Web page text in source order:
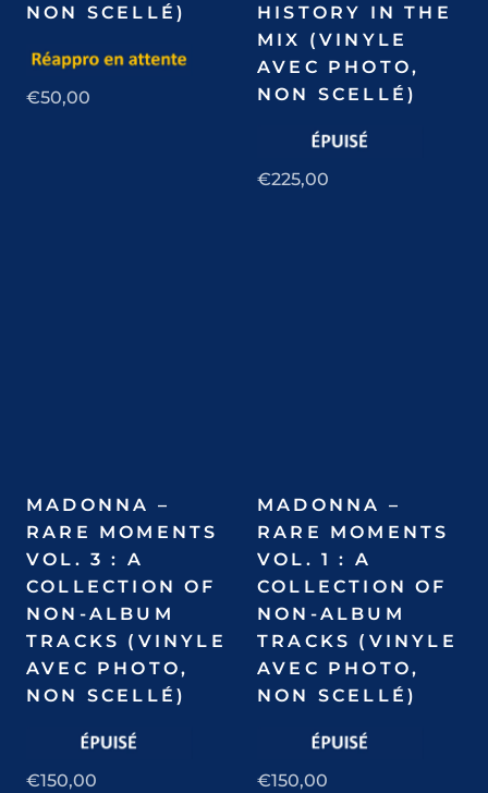
NON SCELLÉ)
€50,00
HISTORY IN THE
MIX (VINYLE
AVEC PHOTO,
NON SCELLÉ)
€225,00
MADONNA –
RARE MOMENTS
VOL. 3 : A
COLLECTION OF
NON-ALBUM
TRACKS (VINYLE
AVEC PHOTO,
NON SCELLÉ)
€150,00
MADONNA –
RARE MOMENTS
VOL. 1 : A
COLLECTION OF
NON-ALBUM
TRACKS (VINYLE
AVEC PHOTO,
NON SCELLÉ)
€150,00